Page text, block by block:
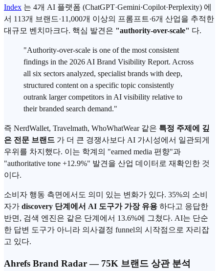
Index 는 4개 AI 플랫폼 (ChatGPT·Gemini·Copilot·Perplexity) 에
서 113개 브랜드·11,000개 이상의 프롬프트·6개 산업을 추적한
대규모 벤치마크다. 핵심 발견은 "authority-over-scale" 다.
"Authority-over-scale is one of the most consistent
findings in the 2026 AI Brand Visibility Report. Across
all six sectors analyzed, specialist brands with deep,
structured content on a specific topic consistently
outrank larger competitors in AI visibility relative to
their branded search demand."
즉 NerdWallet, Travelmath, WhoWhatWear 같은 특정 주제에 깊
은 전문 브랜드 가 더 큰 경쟁사보다 AI 가시성에서 일관되게
우위를 차지했다. 이는 학계의 "earned media 편향"과
"authoritative tone +12.9%" 발견을 산업 데이터로 재확인한 것
이다.
소비자 행동 측면에서도 의미 있는 변화가 있다. 35%의 소비
자가 discovery 단계에서 AI 도구가 가장 유용 하다고 응답한
반면, 검색 엔진은 같은 단계에서 13.6%에 그쳤다. AI는 단순
한 답변 도구가 아니라 의사결정 funnel의 시작점으로 자리잡
고 있다.
Ahrefs Brand Radar — 75K 브랜드 상관 분석